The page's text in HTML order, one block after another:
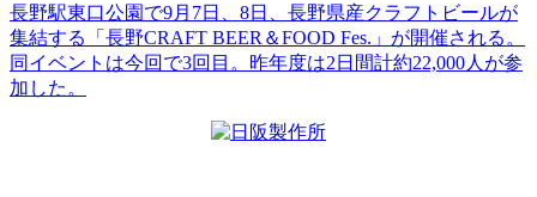
長野駅東口公園で9月7日、8日、長野県産クラフトビールが
集結する「長野CRAFT BEER＆FOOD Fes.」が開催される。
同イベントは今回で3回目。昨年度は2日間計約22,000人が参
加した。